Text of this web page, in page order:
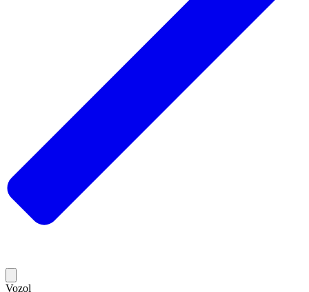
Vozol